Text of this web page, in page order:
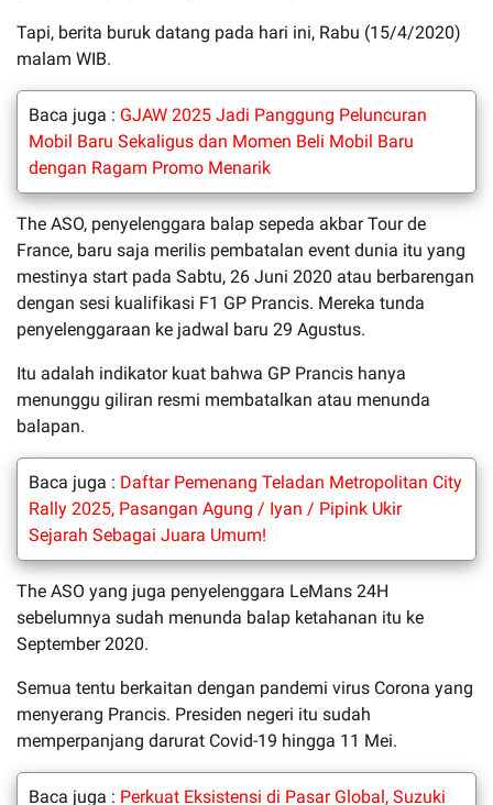
Tapi, berita buruk datang pada hari ini, Rabu (15/4/2020)
malam WIB.
Baca juga : GJAW 2025 Jadi Panggung Peluncuran
Mobil Baru Sekaligus dan Momen Beli Mobil Baru
dengan Ragam Promo Menarik
The ASO, penyelenggara balap sepeda akbar Tour de
France, baru saja merilis pembatalan event dunia itu yang
mestinya start pada Sabtu, 26 Juni 2020 atau berbarengan
dengan sesi kualifikasi F1 GP Prancis. Mereka tunda
penyelenggaraan ke jadwal baru 29 Agustus.
Itu adalah indikator kuat bahwa GP Prancis hanya
menunggu giliran resmi membatalkan atau menunda
balapan.
Baca juga : Daftar Pemenang Teladan Metropolitan City
Rally 2025, Pasangan Agung / Iyan / Pipink Ukir
Sejarah Sebagai Juara Umum!
The ASO yang juga penyelenggara LeMans 24H
sebelumnya sudah menunda balap ketahanan itu ke
September 2020.
Semua tentu berkaitan dengan pandemi virus Corona yang
menyerang Prancis. Presiden negeri itu sudah
memperpanjang darurat Covid-19 hingga 11 Mei.
Baca juga : Perkuat Eksistensi di Pasar Global, Suzuki